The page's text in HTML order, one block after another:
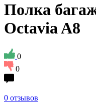
Полка
Octavia A8
0
0
0 отзывов